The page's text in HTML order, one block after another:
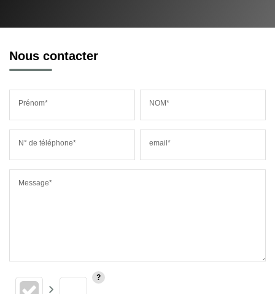
Nous contacter
Prénom* NOM*
N° de téléphone* email*
Message*